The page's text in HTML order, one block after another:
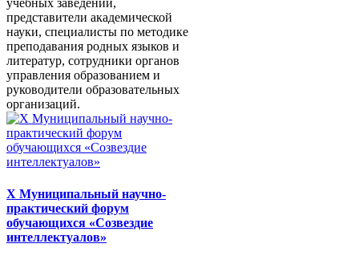
учебных заведений,
представители академической
науки, специалисты по методике
преподавания родных языков и
литератур, сотрудники органов
управления образованием и
руководители образовательных
организаций.
X Муниципальный научно-
практический форум
обучающихся «Созвездие
интеллектуалов»